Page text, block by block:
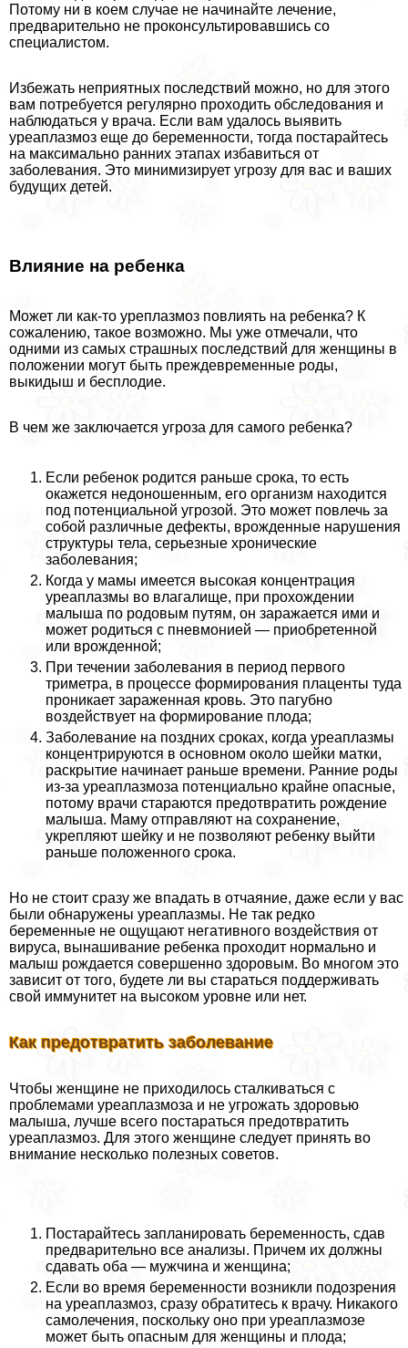
Потому ни в коем случае не начинайте лечение,
предварительно не проконсультировавшись со
специалистом.
Избежать неприятных последствий можно, но для этого
вам потребуется регулярно проходить обследования и
наблюдаться у врача. Если вам удалось выявить
уреаплазмоз еще до беременности, тогда постарайтесь
на максимально ранних этапах избавиться от
заболевания. Это минимизирует угрозу для вас и ваших
будущих детей.
Влияние на ребенка
Может ли как-то уреплазмоз повлиять на ребенка? К
сожалению, такое возможно. Мы уже отмечали, что
одними из самых страшных последствий для женщины в
положении могут быть преждевременные роды,
выкидыш и бесплодие.
В чем же заключается угроза для самого ребенка?
Если ребенок родится раньше срока, то есть
окажется недоношенным, его организм находится
под потенциальной угрозой. Это может повлечь за
собой различные дефекты, врожденные нарушения
структуры тела, серьезные хронические
заболевания;
Когда у мамы имеется высокая концентрация
уреаплазмы во влагалище, при прохождении
малыша по родовым путям, он заражается ими и
может родиться с пневмонией — приобретенной
или врожденной;
При течении заболевания в период первого
триметра, в процессе формирования плаценты туда
проникает зараженная кровь. Это пагубно
воздействует на формирование плода;
Заболевание на поздних сроках, когда уреаплазмы
концентрируются в основном около шейки матки,
раскрытие начинает раньше времени. Ранние роды
из-за уреаплазмоза потенциально крайне опасные,
потому врачи стараются предотвратить рождение
малыша. Маму отправляют на сохранение,
укрепляют шейку и не позволяют ребенку выйти
раньше положенного срока.
Но не стоит сразу же впадать в отчаяние, даже если у вас
были обнаружены уреаплазмы. Не так редко
беременные не ощущают негативного воздействия от
вируса, вынашивание ребенка проходит нормально и
малыш рождается совершенно здоровым. Во многом это
зависит от того, будете ли вы стараться поддерживать
свой иммунитет на высоком уровне или нет.
Как предотвратить заболевание
Чтобы женщине не приходилось сталкиваться с
проблемами уреаплазмоза и не угрожать здоровью
малыша, лучше всего постараться предотвратить
уреаплазмоз. Для этого женщине следует принять во
внимание несколько полезных советов.
Постарайтесь запланировать беременность, сдав
предварительно все анализы. Причем их должны
сдавать оба — мужчина и женщина;
Если во время беременности возникли подозрения
на уреаплазмоз, сразу обратитесь к врачу. Никакого
самолечения, поскольку оно при уреаплазмозе
может быть опасным для женщины и плода;